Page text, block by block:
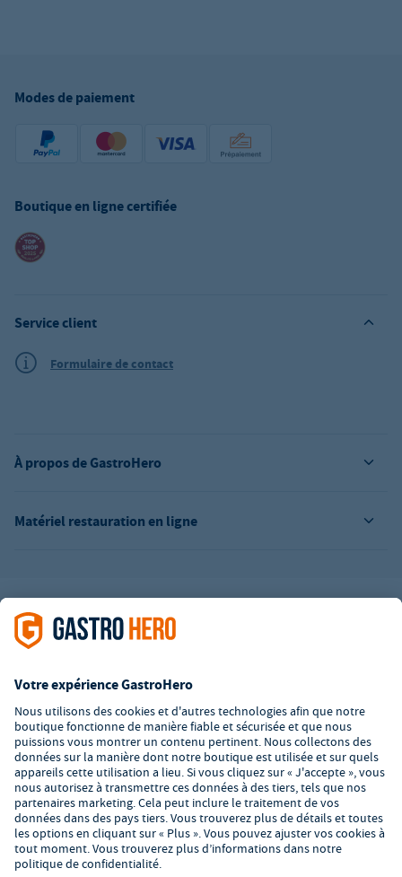
Modes de paiement
Boutique en ligne certifiée
Matériel restauration en ligne
À propos de GastroHero
Service client
Formulaire de contact
L’offre de la société GastroHero est exclusivement destinée aux
entreprises. Tous les prix sont des prix unitaires nets majorés de
Certaines méthodes de paiement peuvent entraîner des frais
supplémentaires.
² PVC : Prix de Vente Conseillé par le fabricant
*A partir d'un montant de 350€ net. Jusqu'à cette date, les frais
de port s'élèvent à 7,90€ (hors TVA).
© 2026 GastroHero - Matériel et équipement de restauration -